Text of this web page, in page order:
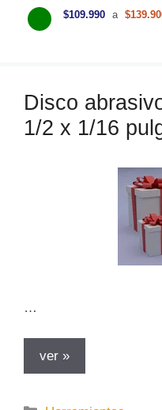
a
t
r
í
$109.990 a
Disco
1/2 x 1/16
…
ver »